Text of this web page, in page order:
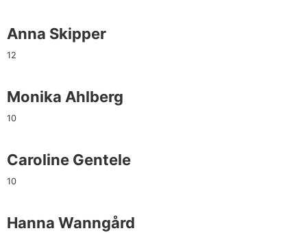
Anna Skipper
12
Monika Ahlberg
10
Caroline Gentele
10
Hanna Wanngård